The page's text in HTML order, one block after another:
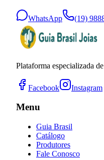
WhatsApp (19)
Plataforma especializada
Facebook Instagram
Menu
Guia Brasil
Catálogo
Produtores
Fale Conosco